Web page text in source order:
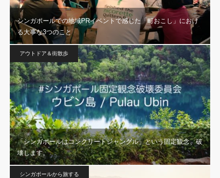
シンガポールでの地域PRイベントで感じた「町おこし」におけ
る大事な3つのこと
アウトドア＆街散歩
「シンガポールはコンクリートジャングル」という固定観念、破
壊します。
シンガポールから旅する